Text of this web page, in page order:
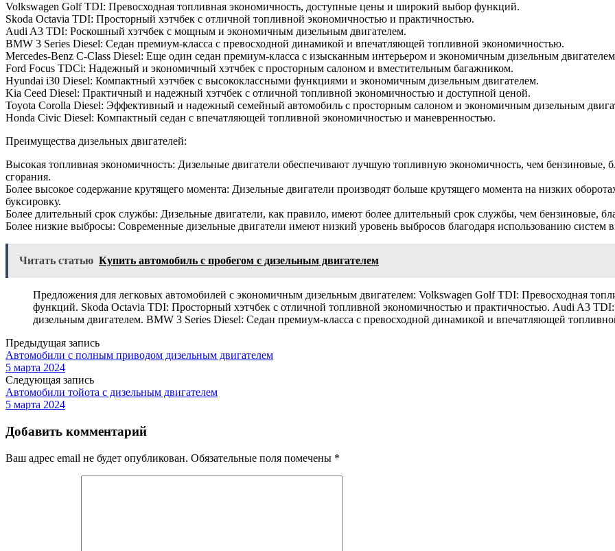
Volkswagen Golf TDI: Превосходная топливная экономичность, доступные цены и широкий выбор функций.
Skoda Octavia TDI: Просторный хэтчбек с отличной топливной экономичностью и практичностью.
Audi A3 TDI: Роскошный хэтчбек с мощным и экономичным дизельным двигателем.
BMW 3 Series Diesel: Седан премиум-класса с превосходной динамикой и впечатляющей топливной экономичностью.
Mercedes-Benz C-Class Diesel: Еще один седан премиум-класса с изысканным интерьером и экономичным дизельным
Ford Focus TDCi: Надежный и экономичный хэтчбек с просторным салоном и вместительным багажником.
Hyundai i30 Diesel: Компактный хэтчбек с высококлассными функциями и экономичным дизельным двигателем.
Kia Ceed Diesel: Практичный и надежный хэтчбек с отличной топливной экономичностью и доступной ценой.
Toyota Corolla Diesel: Эффективный и надежный семейный автомобиль с просторным салоном и экономичным дизельным
Honda Civic Diesel: Компактный седан с впечатляющей топливной экономичностью и маневренностью.
Преимущества дизельных двигателей:
Высокая топливная экономичность: Дизельные двигатели обеспечивают лучшую топливную экономичность, чем бензиновые,
сгорания.
Более высокое содержание крутящего момента: Дизельные двигатели производят больше крутящего момента на низких
буксировку.
Более длительный срок службы: Дизельные двигатели, как правило, имеют более длительный срок службы, чем бензиновые,
Более низкие выбросы: Современные дизельные двигатели имеют низкий уровень выбросов благодаря использованию систем
Читать статью Купить автомобиль с пробегом с дизельным двигателем
Предложения для легковых автомобилей с экономичным дизельным двигателем: Volkswagen Golf TDI: Превосходная
функций. Skoda Octavia TDI: Просторный хэтчбек с отличной топливной экономичностью и практичностью. Audi A3
дизельным двигателем. BMW 3 Series Diesel: Седан премиум-класса с превосходной динамикой и впечатляющей
Предыдущая запись
Автомобили с полным приводом дизельным двигателем
5 марта 2024
Следующая запись
Автомобили тойота с дизельным двигателем
5 марта 2024
Добавить комментарий
Ваш адрес email не будет опубликован. Обязательные поля помечены *